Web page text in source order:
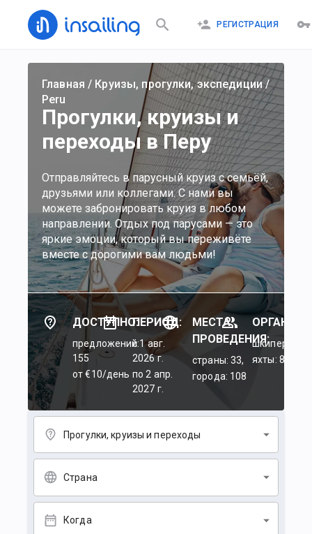
РЕГИСТРАЦИЯ
Главная / Круизы, прогулки, экспедиции/
Peru
Прогулки, круизы и
переходы в Перу
Отправляйтесь в парусный круиз с семьёй,
друзьями или коллегами. С нами вы
можете забронировать круиз в любом
направлении. Отдых под парусами — это
яркие эмоции, который вы переживёте
вместе с дорогими вам людьми!
ДОСТУПНО:
предложений:
155
от €10/день
ПЕРИОД:
c 1 авг.
2026 г.
по 2 апр.
2027 г.
МЕСТА
ПРОВЕДЕНИЯ:
страны: 33,
города: 108
шкиперы: 45,
яхты: 84
Прогулки, круизы и переходы
Страна
Когда